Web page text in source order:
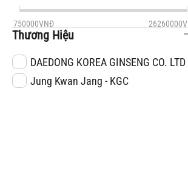
750000VNĐ 26260000VNĐ
Thương Hiệu
DAEDONG KOREA GINSENG CO. LTD
Jung Kwan Jang - KGC